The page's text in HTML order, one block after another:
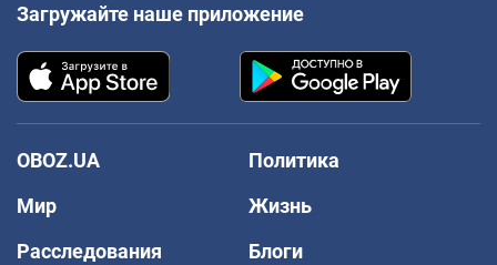
Загружайте наше приложение
OBOZ.UA
Политика
Мир
Жизнь
Расследования
Блоги